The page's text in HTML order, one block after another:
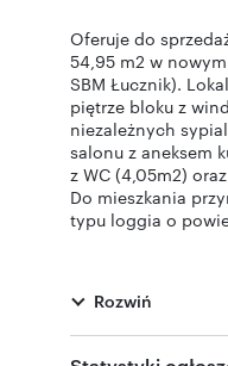
Oferuje do
54,95 m2 w
SBM Łucznik).
piętrze bloku z
niezależnych
salonu z aneksem
z WC (4,05m2)
Do mieszkania
typu loggia o
możliwy zakup
podziemnym w
lokatorska w cenie
Rozwiń